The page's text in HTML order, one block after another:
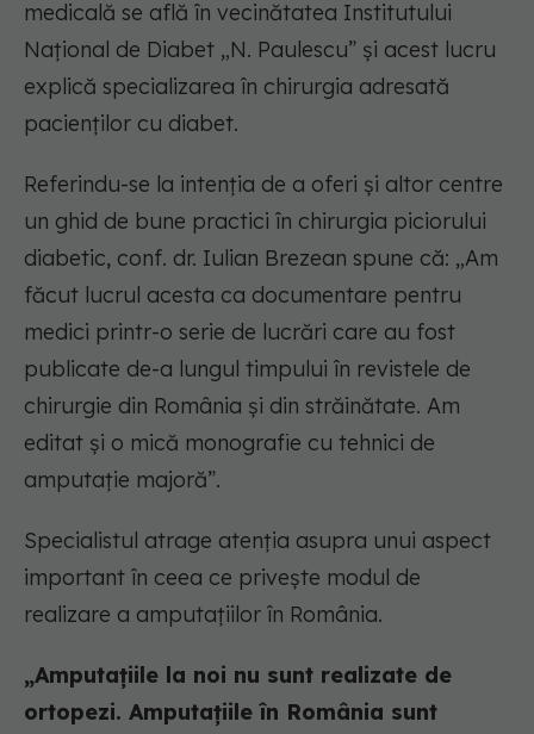
medicală se află în vecinătatea Institutului
Național de Diabet „N. Paulescu” și acest lucru
explică specializarea în chirurgia adresată
pacienților cu diabet.
Referindu-se la intenția de a oferi și altor centre
un ghid de bune practici în chirurgia piciorului
diabetic, conf. dr. Iulian Brezean spune că: „Am
făcut lucrul acesta ca documentare pentru
medici printr-o serie de lucrări care au fost
publicate de-a lungul timpului în revistele de
chirurgie din România și din străinătate. Am
editat și o mică monografie cu tehnici de
amputație majoră”.
Specialistul atrage atenția asupra unui aspect
important în ceea ce privește modul de
realizare a amputațiilor în România.
„Amputațiile la noi nu sunt realizate de
ortopezi. Amputațiile în România sunt